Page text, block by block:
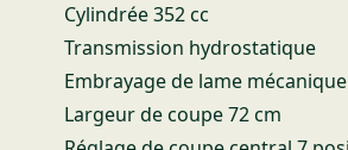
Cylindrée 352 cc
Transmission hydrostatique
Embrayage de lame mécanique
Largeur de coupe 72 cm